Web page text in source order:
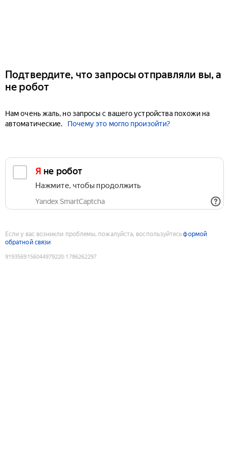
Подтвердите, что запросы отправляли вы, а
не робот
Нам очень жаль, но запросы с вашего устройства похожи на
автоматические.
Почему это могло произойти?
Я не робот
Нажмите, чтобы продолжить
Yandex SmartCaptcha
Если у вас возникли проблемы, пожалуйста, воспользуйтесьформой
обратной связи
9193569156044979220:1786262297